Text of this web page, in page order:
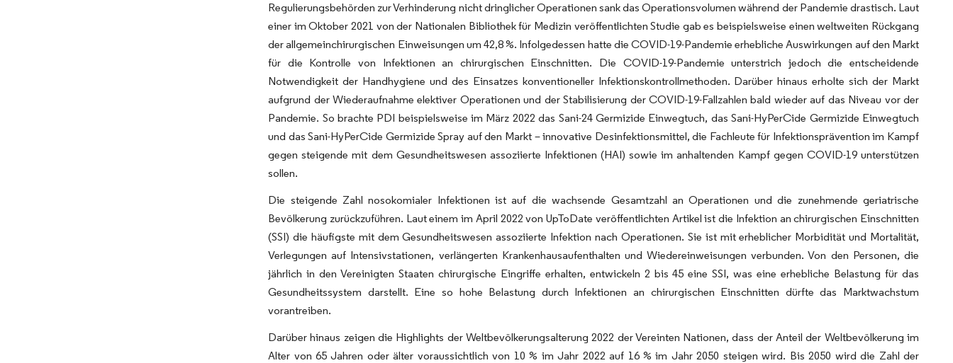
Regulierungsbehörden zur Verhinderung nicht dringlicher Operationen sank das Operationsvolumen während der Pandemie drastisch. Laut
einer im Oktober 2021 von der Nationalen Bibliothek für Medizin veröffentlichten Studie gab es beispielsweise einen weltweiten Rückgang
der allgemeinchirurgischen Einweisungen um 42,8 %. Infolgedessen hatte die COVID-19-Pandemie erhebliche Auswirkungen auf den Markt
für die Kontrolle von Infektionen an chirurgischen Einschnitten. Die COVID-19-Pandemie unterstrich jedoch die entscheidende
Notwendigkeit der Handhygiene und des Einsatzes konventioneller Infektionskontrollmethoden. Darüber hinaus erholte sich der Markt
aufgrund der Wiederaufnahme elektiver Operationen und der Stabilisierung der COVID-19-Fallzahlen bald wieder auf das Niveau vor der
Pandemie. So brachte PDI beispielsweise im März 2022 das Sani-24 Germizide Einwegtuch, das Sani-HyPerCide Germizide Einwegtuch
und das Sani-HyPerCide Germizide Spray auf den Markt – innovative Desinfektionsmittel, die Fachleute für Infektionsprävention im Kampf
gegen steigende mit dem Gesundheitswesen assoziierte Infektionen (HAI) sowie im anhaltenden Kampf gegen COVID-19 unterstützen
sollen.
Die steigende Zahl nosokomialer Infektionen ist auf die wachsende Gesamtzahl an Operationen und die zunehmende geriatrische
Bevölkerung zurückzuführen. Laut einem im April 2022 von UpToDate veröffentlichten Artikel ist die Infektion an chirurgischen Einschnitten
(SSI) die häufigste mit dem Gesundheitswesen assoziierte Infektion nach Operationen. Sie ist mit erheblicher Morbidität und Mortalität,
Verlegungen auf Intensivstationen, verlängerten Krankenhausaufenthalten und Wiedereinweisungen verbunden. Von den Personen, die
jährlich in den Vereinigten Staaten chirurgische Eingriffe erhalten, entwickeln 2 bis 45 eine SSI, was eine erhebliche Belastung für das
Gesundheitssystem darstellt. Eine so hohe Belastung durch Infektionen an chirurgischen Einschnitten dürfte das Marktwachstum
vorantreiben.
Darüber hinaus zeigen die Highlights der Weltbevölkerungsalterung 2022 der Vereinten Nationen, dass der Anteil der Weltbevölkerung im
Alter von 65 Jahren oder älter voraussichtlich von 10 % im Jahr 2022 auf 16 % im Jahr 2050 steigen wird. Bis 2050 wird die Zahl der